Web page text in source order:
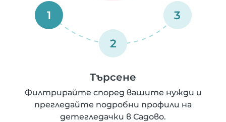
1
2
3
Търсене
Филтрирайте според вашите нужди и
прегледайте подробни профили на
детегледачки в Садово.